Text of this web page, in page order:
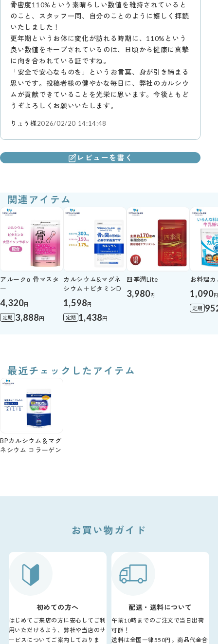
骨密度110%という素晴らしい数値を維持されていると
のこと、スタッフ一同、自分のことのように嬉しく拝読
いたしました！
更年期というお体に変化が訪れる時期に、110%という
良い数値をキープされているのは、日頃から健康に真摯
に向き合われている証ですね。
「安全で安心なものを」というお言葉、身が引き締まる
思いです。投稿者様の健やかな毎日に、弊社のカルシウ
ムが貢献できていることを光栄に思います。今後ともど
うぞよろしくお願いいたします。
りょう様2026/02/20 14:14:48
レビューを書く
関連アイテム
アルークα 骨マスタ
ー
4,320円
定期 3,888円
カルシウム&マグネ
シウム＋ビタミンD
1,598円
定期 1,438円
四季潤Lite
3,980円
お料理
1,090円
定期
最近チェックしたアイテム
BPカルシウム＆マグ
ネシウム コラーゲン
お買い物ガイド
初めての方へ
はじめてご来店の方に安心してご利
用いただけるよう、弊社や当店のサ
ービスについてご案内しておりま
配送・送料について
午前10時までのご注文で当日出荷
可能！
送料は全国一律550円。商品代金合